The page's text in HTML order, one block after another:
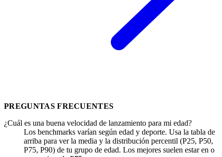
PREGUNTAS FRECUENTES
¿Cuál es una buena velocidad de lanzamiento para mi edad?
Los benchmarks varían según edad y deporte. Usa la tabla de
arriba para ver la media y la distribución percentil (P25, P50,
P75, P90) de tu grupo de edad. Los mejores suelen estar en o